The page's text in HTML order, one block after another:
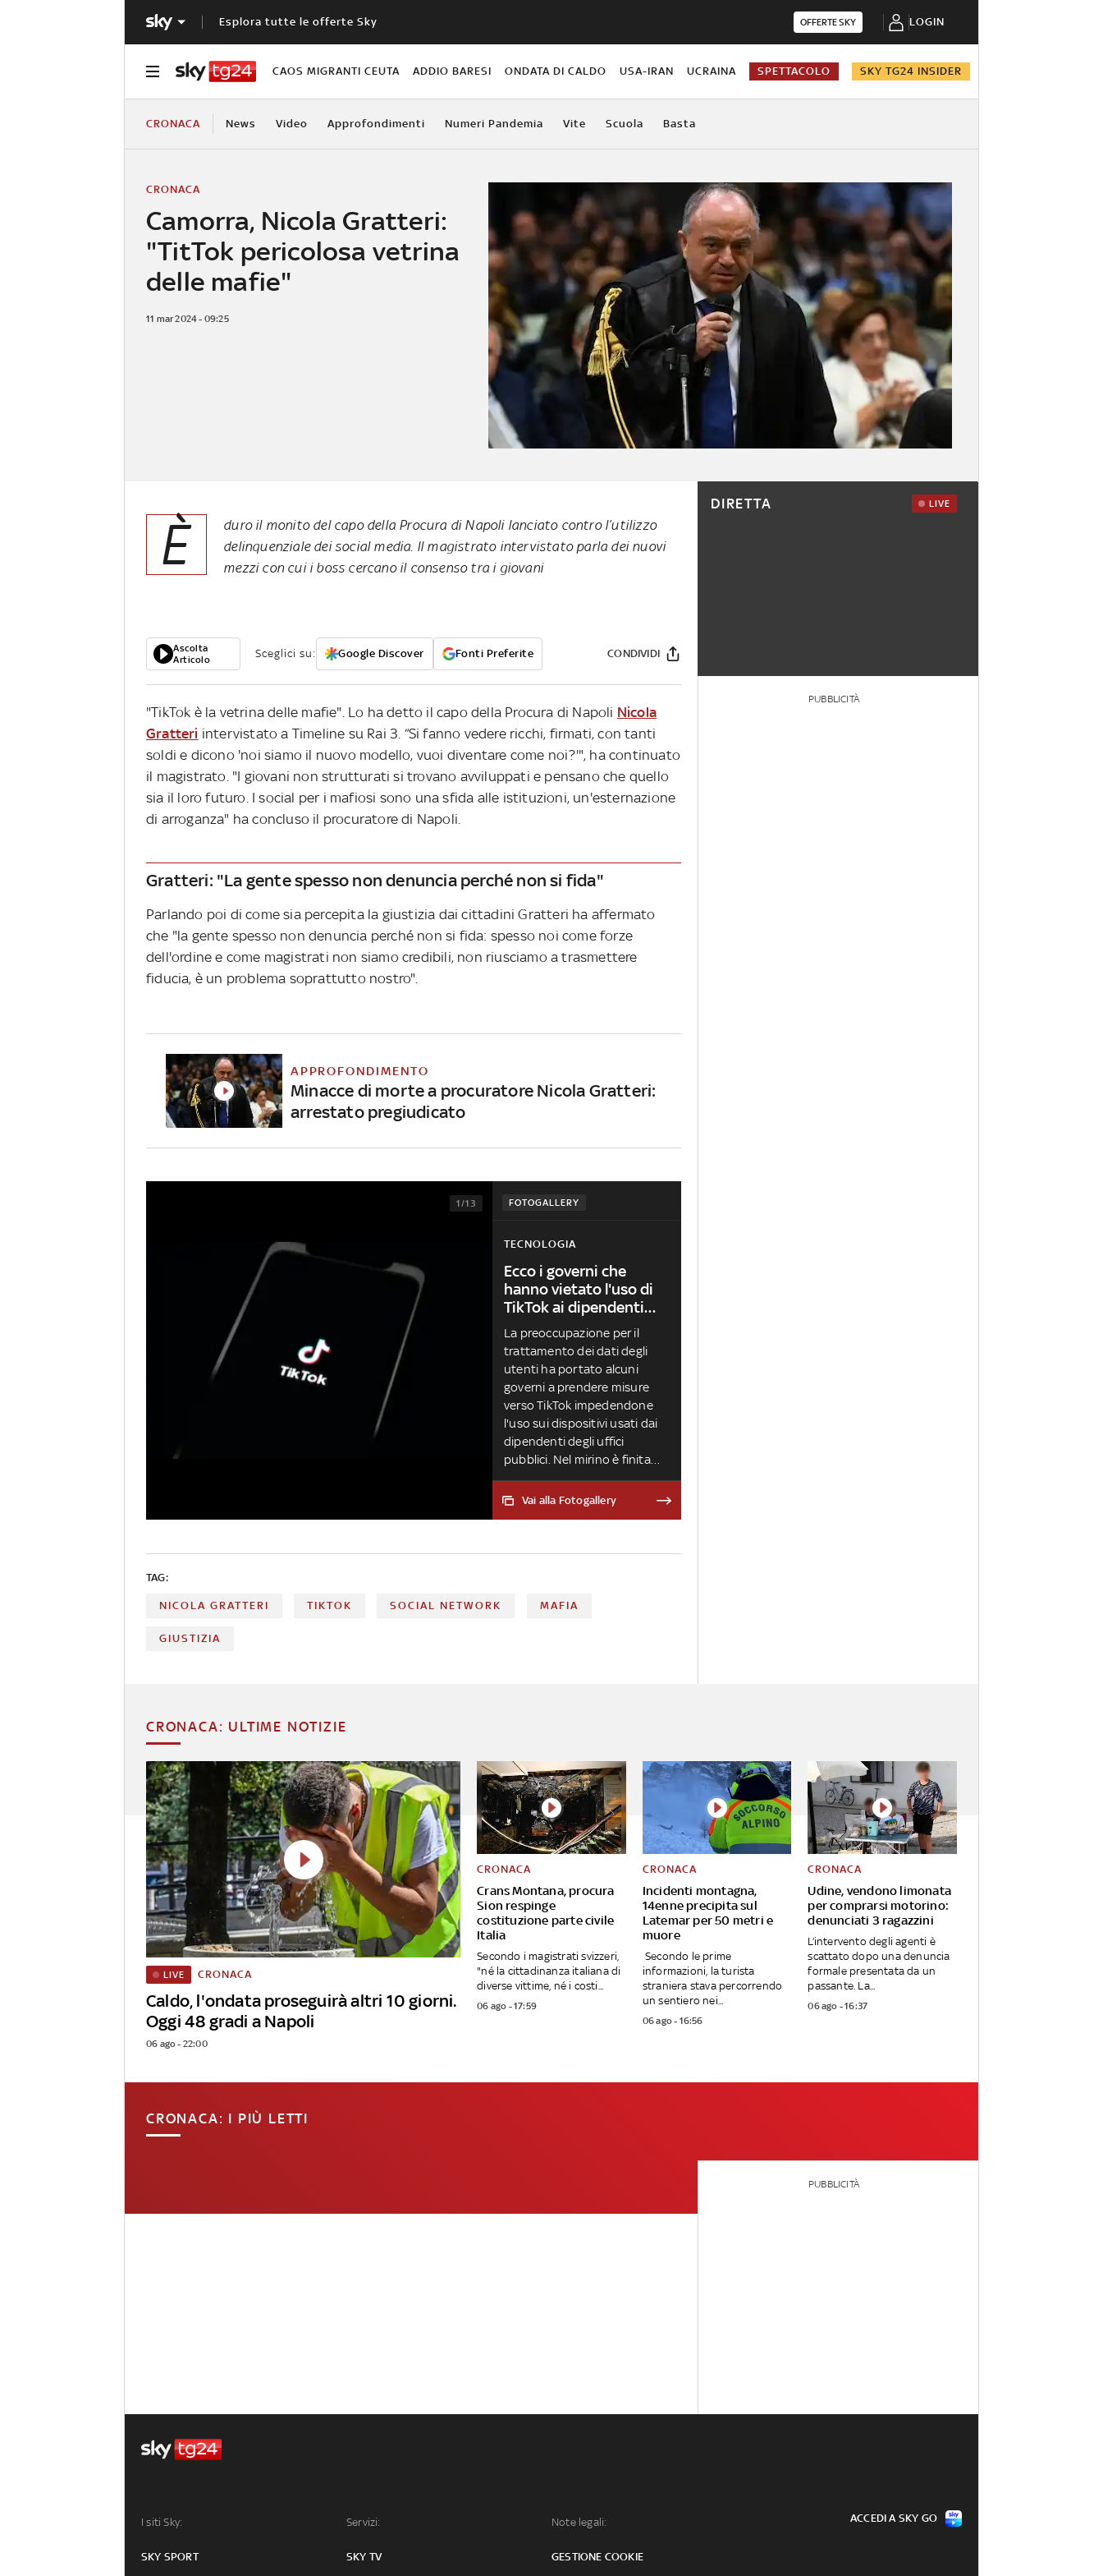
Esplora tutte le offerte Sky OFFERTE SKY LOGIN
CAOS MIGRANTI CEUTA ADDIO BARESI ONDATA DI CALDO USA-IRAN UCRAINA SPETTACOLO SKY TG24 INSIDER
CRONACA News Video Approfondimenti Numeri Pandemia Vite Scuola Basta
Camorra, Nicola Gratteri:
"TitTok pericolosa vetrina
delle mafie"
CRONACA
11 mar 2024 - 09:25
È
duro il monito del capo della Procura di Napoli lanciato contro l’utilizzo
delinquenziale dei social media. Il magistrato intervistato parla dei nuovi
mezzi con cui i boss cercano il consenso tra i giovani
Ascolta
Articolo
Sceglici su: Google Discover Fonti Preferite CONDIVIDI
"TikTok è la vetrina delle mafie". Lo ha detto il capo della Procura di Napoli Nicola
Gratteri intervistato a Timeline su Rai 3. “Si fanno vedere ricchi, firmati, con tanti
soldi e dicono 'noi siamo il nuovo modello, vuoi diventare come noi?'", ha continuato
il magistrato. "I giovani non strutturati si trovano avviluppati e pensano che quello
sia il loro futuro. I social per i mafiosi sono una sfida alle istituzioni, un'esternazione
di arroganza" ha concluso il procuratore di Napoli.
Gratteri: "La gente spesso non denuncia perché non si fida"
Parlando poi di come sia percepita la giustizia dai cittadini Gratteri ha affermato
che "la gente spesso non denuncia perché non si fida: spesso noi come forze
dell'ordine e come magistrati non siamo credibili, non riusciamo a trasmettere
fiducia, è un problema soprattutto nostro".
APPROFONDIMENTO
Minacce di morte a procuratore Nicola Gratteri:
arrestato pregiudicato
FOTOGALLERY
1/13
TECNOLOGIA
Ecco i governi che
hanno vietato l'uso di
TikTok ai dipendenti
statali
La preoccupazione per il
trattamento dei dati degli
utenti ha portato alcuni
governi a prendere misure
verso TikTok impedendone
l'uso sui dispositivi usati dai
dipendenti degli uffici
pubblici. Nel mirino è finita
ByteDance, la casa madre del
socialVai alla Fotogallery
TAG:
NICOLA GRATTERI TIKTOK SOCIAL NETWORK MAFIA
GIUSTIZIA
DIRETTA LIVE
PUBBLICITÀ
CRONACA: ULTIME NOTIZIE
Caldo, l'ondata proseguirà altri 10 giorni.
Oggi 48 gradi a Napoli
LIVE CRONACA
06 ago - 22:00
Crans Montana, procura
Sion respinge
costituzione parte civile
Italia
CRONACA
Secondo i magistrati svizzeri,
"né la cittadinanza italiana di
diverse vittime, né i costi...
06 ago - 17:59
Incidenti montagna,
14enne precipita sul
Latemar per 50 metri e
muore
CRONACA
Secondo le prime
informazioni, la turista
straniera stava percorrendo
un sentiero nei...
06 ago - 16:56
Udine, vendono limonata
per comprarsi motorino:
denunciati 3 ragazzini
CRONACA
L’intervento degli agenti è
scattato dopo una denuncia
formale presentata da un
passante. La...
06 ago - 16:37
CRONACA: I PIÙ LETTI
PUBBLICITÀ
I siti Sky:
SKY SPORT
Servizi:
SKY TV
Note legali:
GESTIONE COOKIE
ACCEDI A SKY GO